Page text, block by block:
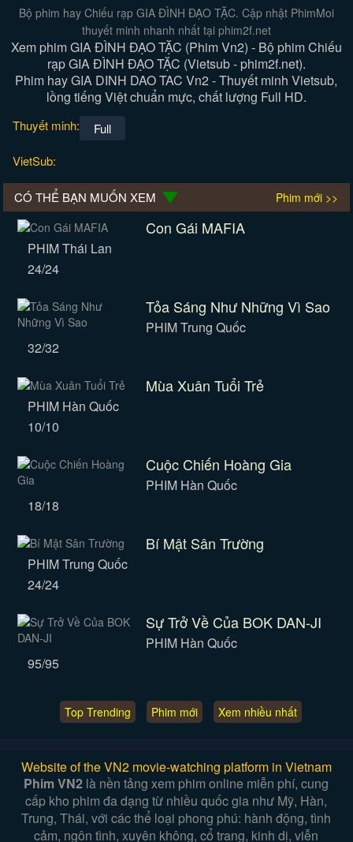
Bộ phim hay Chiếu rạp GIA ĐÌNH ĐẠO TẶC. Cập nhật PhimMoi
thuyết minh nhanh nhất tại phim2f.net
Xem phim GIA ĐÌNH ĐẠO TẶC (Phim Vn2) - Bộ phim Chiếu
rạp GIA ĐÌNH ĐẠO TẶC (Vietsub - phim2f.net).
Phim hay GIA DINH DAO TAC Vn2 - Thuyết minh Vietsub,
lồng tiếng Việt chuẩn mực, chất lượng Full HD.
Thuyết minh:
Full
VietSub:
CÓ THỂ BẠN MUỐN XEM Phim mới >>
Con Gái MAFIA
PHIM Thái Lan
24/24
Tỏa Sáng Như Những Vì Sao
PHIM Trung Quốc
32/32
Mùa Xuân Tuổi Trẻ
PHIM Hàn Quốc
10/10
Cuộc Chiến Hoàng Gia
PHIM Hàn Quốc
18/18
Bí Mật Sân Trường
PHIM Trung Quốc
24/24
Sự Trở Về Của BOK DAN-JI
PHIM Hàn Quốc
95/95
Top Trending Phim mới Xem nhiều nhất
Website of the VN2 movie-watching platform in Vietnam
Phim VN2 là nền tảng xem phim online miễn phí, cung
cấp kho phim đa dạng từ nhiều quốc gia như Mỹ, Hàn,
Trung, Thái, với các thể loại phong phú: hành động, tình
cảm, ngôn tình, xuyên không, cổ trang, kinh dị, viễn